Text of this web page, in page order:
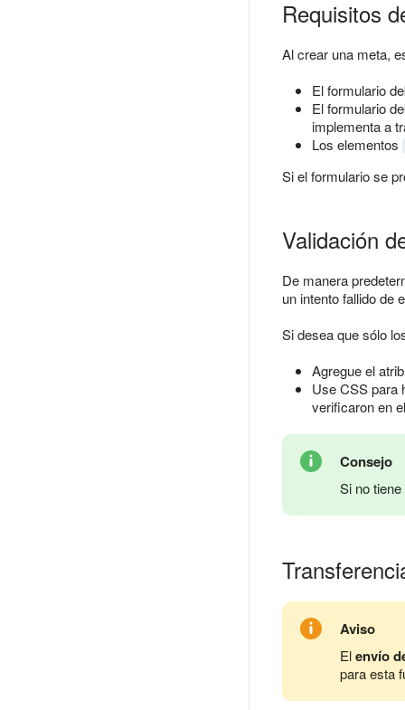
Requisitos
Al crear una meta,
El formulario
El formulario
implementa a
Los elementos
Si el formulario se
Validación
De manera
un intento fallido de
Si desea que sólo
Agregue el
Use CSS para
verificaron en
Consejo
Si no
Aviso
Elenvío
para esta